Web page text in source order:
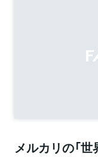
メルカリの「